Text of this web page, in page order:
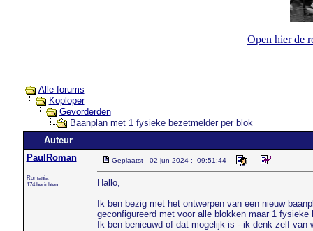
Open hier de
Alle forums
Koploper
Gevorderden
Baanplan met 1 fysieke bezetmelder per blok
Auteur
PaulRoman
Romania
174 berichten
Geplaatst - 02 jun 2024 : 09:51:44
Hallo,
Ik ben bezig met het ontwerpen van een nieuw
geconfigureerd met voor alle blokken maar 1
Ik ben benieuwd of dat mogelijk is --ik denk zelf